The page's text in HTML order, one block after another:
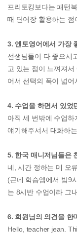
프리토킹보다는 패턴
때 단어장 활용하는 점
3. 엔토영어에서 가장
선생님들이 다 좋으시
고 있는 점이 느껴져
어서 선택의 폭이 넓어
4. 수업을 하면서 있었
아직 세 번밖에 수업
얘기해주셔서 대화하
5. 한국 매니저님들은
네, 시간 정하는 데 오
(근데 학습앱에서 밤9
는 8시반 수업이라 그
6. 회원님의 의견을 한
Hello, teacher jean.